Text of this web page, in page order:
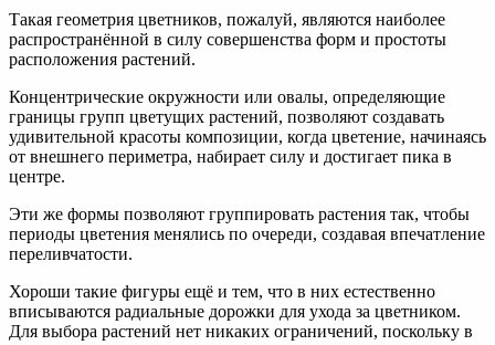
Такая геометрия цветников, пожалуй, являются наиболее
распространённой в силу совершенства форм и простоты
расположения растений.
Концентрические окружности или овалы, определяющие
границы групп цветущих растений, позволяют создавать
удивительной красоты композиции, когда цветение, начинаясь
от внешнего периметра, набирает силу и достигает пика в
центре.
Эти же формы позволяют группировать растения так, чтобы
периоды цветения менялись по очереди, создавая впечатление
переливчатости.
Хороши такие фигуры ещё и тем, что в них естественно
вписываются радиальные дорожки для ухода за цветником.
Для выбора растений нет никаких ограничений, поскольку в